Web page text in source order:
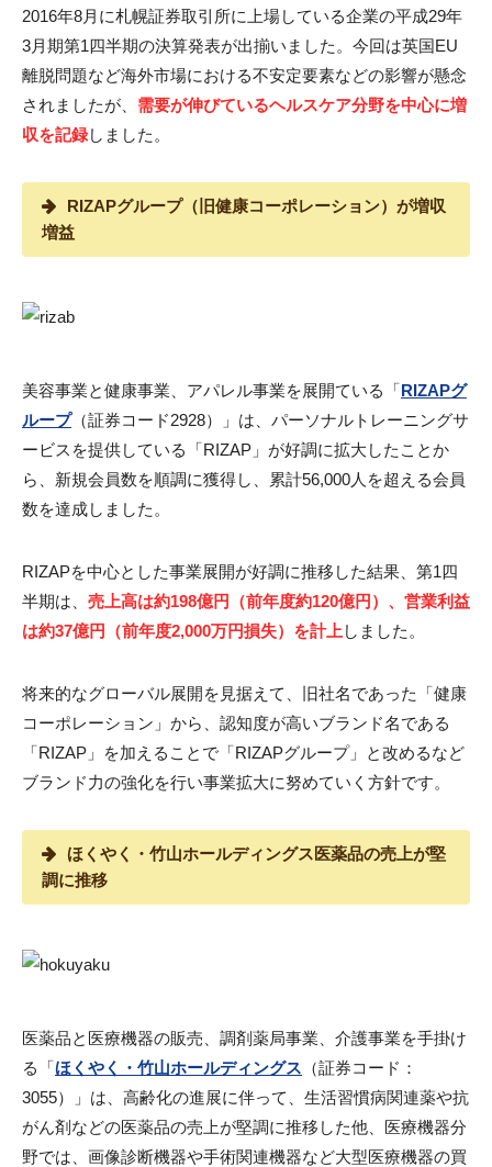
2016年8月に札幌証券取引所に上場している企業の平成29年
3月期第1四半期の決算発表が出揃いました。今回は英国EU
離脱問題など海外市場における不安定要素などの影響が懸念
されましたが、 需要が伸びているヘルスケア分野を中心に増
収を記録しました。
RIZAPグループ（旧健康コーポレーション）が増収
増益
美容事業と健康事業、アパレル事業を展開ている「RIZAPグ
ループ（証券コード2928）」は、パーソナルトレーニングサ
ービスを提供している「RIZAP」が好調に拡大したことか
ら、新規会員数を順調に獲得し、累計56,000人を超える会員
数を達成しました。
RIZAPを中心とした事業展開が好調に推移した結果、第1四
半期は、 売上高は約198億円（前年度約120億円）、営業利益
は約37億円（前年度2,000万円損失）を計上 しました。
将来的なグローバル展開を見据えて、旧社名であった「健康
コーポレーション」から、認知度が高いブランド名である
「RIZAP」を加えることで「RIZAPグループ」と改めるなど
ブランド力の強化を行い事業拡大に努めていく方針です。
ほくやく・竹山ホールディングス医薬品の売上が堅
調に推移
医薬品と医療機器の販売、調剤薬局事業、介護事業を手掛け
る「ほくやく・竹山ホールディングス （証券コード：
3055）」は、高齢化の進展に伴って、生活習慣病関連薬や抗
がん剤などの医薬品の売上が堅調に推移した他、医療機器分
野では、画像診断機器や手術関連機器など大型医療機器の買